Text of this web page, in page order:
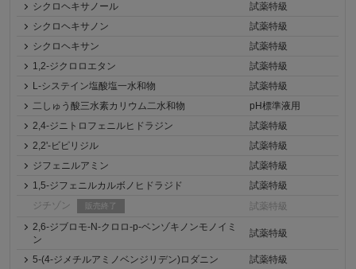
シクロヘキサノール
試薬特級
シクロヘキサノン
試薬特級
シクロヘキサン
試薬特級
1,2-ジクロロエタン
試薬特級
L-システイン塩酸塩一水和物
試薬特級
二しゅう酸三水素カリウム二水和物
pH標準液用
2,4-ジニトロフェニルヒドラジン
試薬特級
2,2'-ビピリジル
試薬特級
ジフェニルアミン
試薬特級
1,5-ジフェニルカルボノヒドラジド
試薬特級
ジチゾン
販売終了
試薬特級
2,6-ジブロモ-N-クロロ-p-ベンゾキノンモノイミ
ン
試薬特級
5-(4-ジメチルアミノベンジリデン)ロダニン
試薬特級